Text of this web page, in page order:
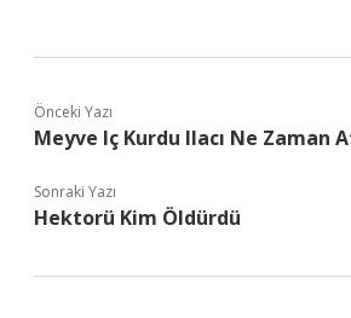
Önceki Yazı
Meyve Iç Kurdu Ilacı Ne Zaman
Sonraki Yazı
Hektorü Kim Öldürdü